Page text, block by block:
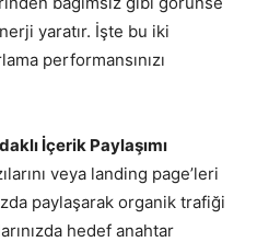
yaratır. İşte bu iki
performansınızı
İçerik Paylaşımı
veya landing page’leri
paylaşarak organik trafiği
hedef anahtar